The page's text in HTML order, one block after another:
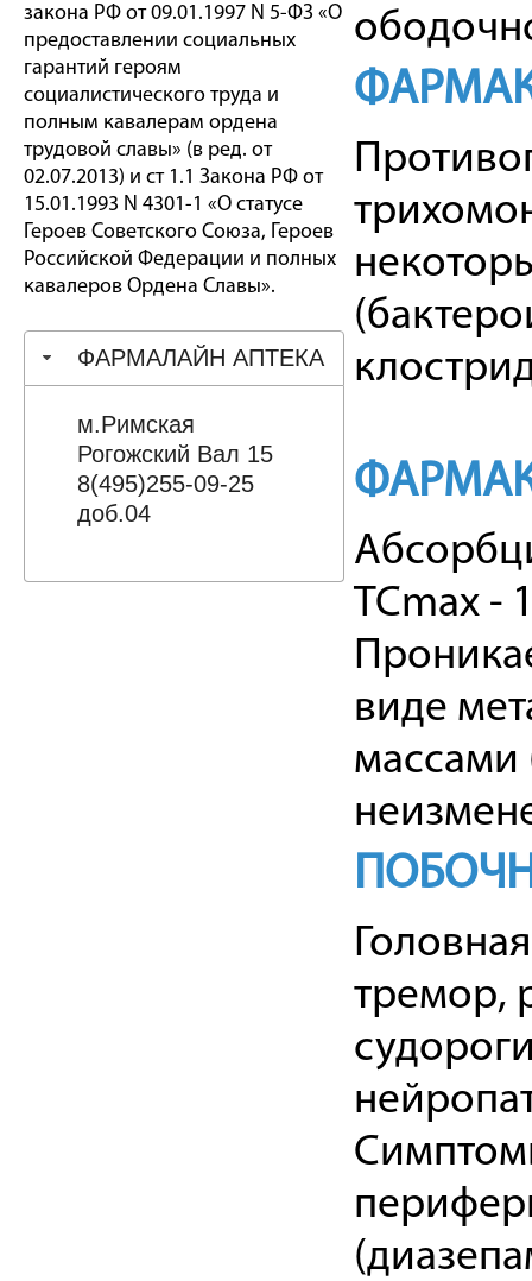
закона РФ от 09.01.1997 N 5-ФЗ «О
предоставлении социальных
гарантий героям
социалистического труда и
полным кавалерам ордена
трудовой славы» (в ред. от
02.07.2013) и ст 1.1 Закона РФ от
15.01.1993 N 4301-1 «О статусе
Героев Советского Союза, Героев
Российской Федерации и полных
кавалеров Ордена Славы».
ФАРМАЛАЙН АПТЕКА
м.Римская
Рогожский Вал 15
8(495)255-09-25
доб.04
TCmax -
виде
массами
тремор,